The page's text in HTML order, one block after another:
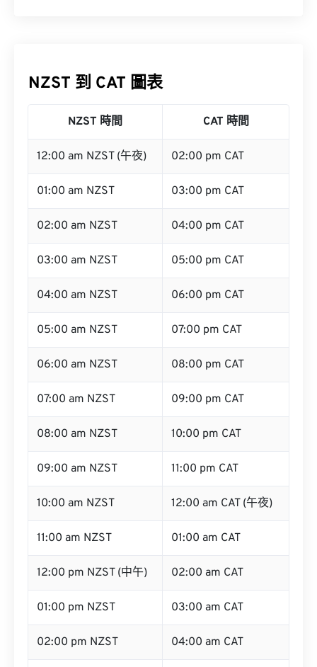
NZST 到 CAT 圖表
NZST 時間 CAT 時間
12:00 am NZST (午夜) 02:00 pm CAT
01:00 am NZST 03:00 pm CAT
02:00 am NZST 04:00 pm CAT
03:00 am NZST 05:00 pm CAT
04:00 am NZST 06:00 pm CAT
05:00 am NZST 07:00 pm CAT
06:00 am NZST 08:00 pm CAT
07:00 am NZST 09:00 pm CAT
08:00 am NZST 10:00 pm CAT
09:00 am NZST 11:00 pm CAT
10:00 am NZST 12:00 am CAT (午夜)
11:00 am NZST 01:00 am CAT
12:00 pm NZST (中午) 02:00 am CAT
01:00 pm NZST 03:00 am CAT
02:00 pm NZST 04:00 am CAT